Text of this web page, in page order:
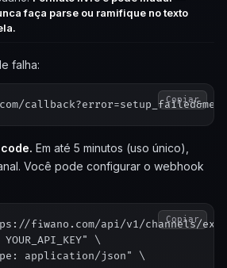
faça parse ou ramifique no texto
falha:
Copiar
Em até 5 minutos (uso único),
Você pode configurar o webhook
fiwano.com/api/v1/channels/
YOUR_API_KEY" \
application/json" \
Copiar